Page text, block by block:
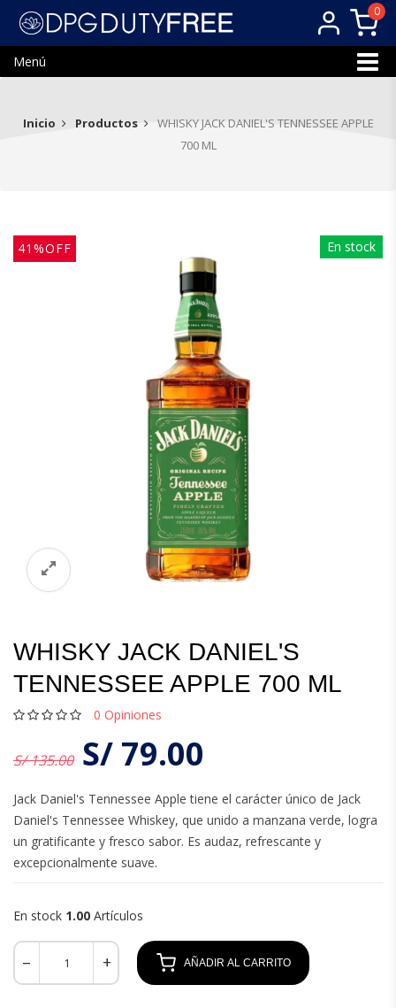
0
Menú
Inicio Productos
WHISKY JACK DANIEL'S TENNESSEE APPLE
700 ML
41%OFF En stock
WHISKY JACK DANIEL'S
TENNESSEE APPLE 700 ML
0 Opiniones
S/ 135.00 S/ 79.00
Jack Daniel's Tennessee Apple tiene el carácter único de Jack
Daniel's Tennessee Whiskey, que unido a manzana verde, logra
un gratificante y fresco sabor. Es audaz, refrescante y
excepcionalmente suave.
En stock 1.00 Artículos
AÑADIR AL CARRITO